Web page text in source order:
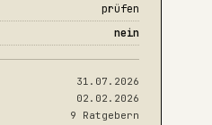
prüfen
nein
31.07.2026
02.02.2026
9 Ratgebern